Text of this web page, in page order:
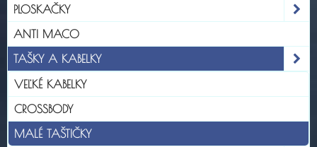
PLOSKAČKY
ANTI MACO
TAŠKY A KABELKY
VEĽKÉ KABELKY
CROSSBODY
MALÉ TAŠTIČKY